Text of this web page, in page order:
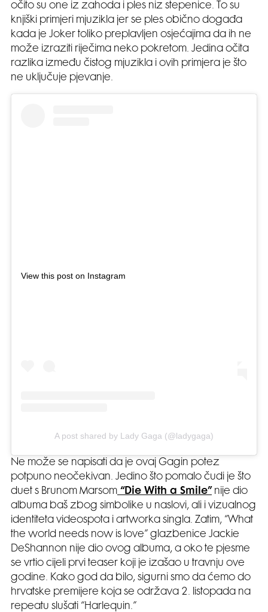
očito su one iz zahoda i ples niz stepenice. To su
knjiški primjeri mjuzikla jer se ples obično događa
kada je Joker toliko preplavljen osjećajima da ih ne
može izraziti riječima neko pokretom. Jedina očita
razlika između čistog mjuzikla i ovih primjera je što
ne uključuje pjevanje.
View this post on Instagram
A post shared by Lady Gaga (@ladygaga)
Ne može se napisati da je ovaj Gagin potez
potpuno neočekivan. Jedino što pomalo čudi je što
duet s Brunom Marsom “Die With a Smile” nije dio
albuma baš zbog simbolike u naslovi, ali i vizualnog
identiteta videospota i artworka singla. Zatim, “What
the world needs now is love” glazbenice Jackie
DeShannon nije dio ovog albuma, a oko te pjesme
se vrtio cijeli prvi teaser koji je izašao u travnju ove
godine. Kako god da bilo, sigurni smo da ćemo do
hrvatske premijere koja se održava 2. listopada na
repeatu slušati “Harlequin.”